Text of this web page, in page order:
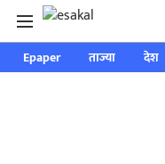
Epaper ताज्या देश